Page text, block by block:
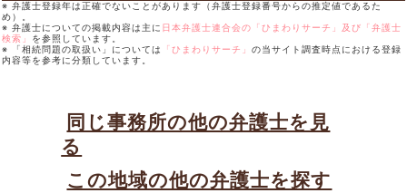
※ 弁護士登録年は正確でないことがあります（弁護士登録番号からの推定値であるた
め）。
※ 弁護士についての掲載内容は主に 日本弁護士連合会の「ひまわりサーチ」及び「弁護士
検索」 を参照しています。
※ 「相続問題の取扱い」については
「ひまわりサーチ」 の当サイト調査時点における登録
内容等を参考に分類しています。
同じ事務所の他の弁護士を見
る
この地域の他の弁護士を探す